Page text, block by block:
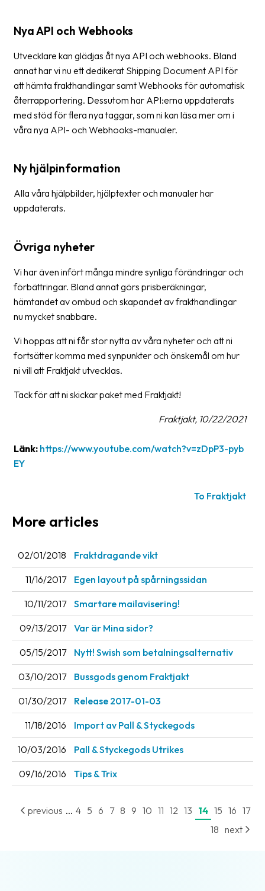
Nya API och Webhooks
Utvecklare kan glädjas åt nya API och webhooks. Bland
annat har vi nu ett dedikerat Shipping Document API för
att hämta frakthandlingar samt Webhooks för automatisk
återrapportering. Dessutom har API:erna uppdaterats
med stöd för flera nya taggar, som ni kan läsa mer om i
våra nya API- och Webhooks-manualer.
Ny hjälpinformation
Alla våra hjälpbilder, hjälptexter och manualer har
uppdaterats.
Övriga nyheter
Vi har även infört många mindre synliga förändringar och
förbättringar. Bland annat görs prisberäkningar,
hämtandet av ombud och skapandet av frakthandlingar
nu mycket snabbare.
Vi hoppas att ni får stor nytta av våra nyheter och att ni
fortsätter komma med synpunkter och önskemål om hur
ni vill att Fraktjakt utvecklas.
Tack för att ni skickar paket med Fraktjakt!
Fraktjakt, 10/22/2021
Länk: https://www.youtube.com/watch?v=zDpP3-pyb
EY
To Fraktjakt
More articles
02/01/2018 Fraktdragande vikt
11/16/2017 Egen layout på spårningssidan
10/11/2017 Smartare mailavisering!
09/13/2017 Var är Mina sidor?
05/15/2017 Nytt! Swish som betalningsalternativ
03/10/2017 Bussgods genom Fraktjakt
01/30/2017 Release 2017-01-03
11/18/2016 Import av Pall & Styckegods
10/03/2016 Pall & Styckegods Utrikes
09/16/2016 Tips & Trix
previous ... 4 5 6 7 8 9 10 11 12 13 14 15 16 17
18 next